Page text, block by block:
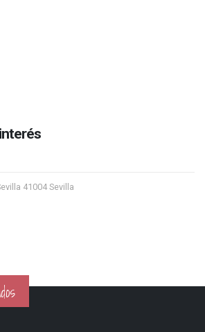
41004 Sevilla